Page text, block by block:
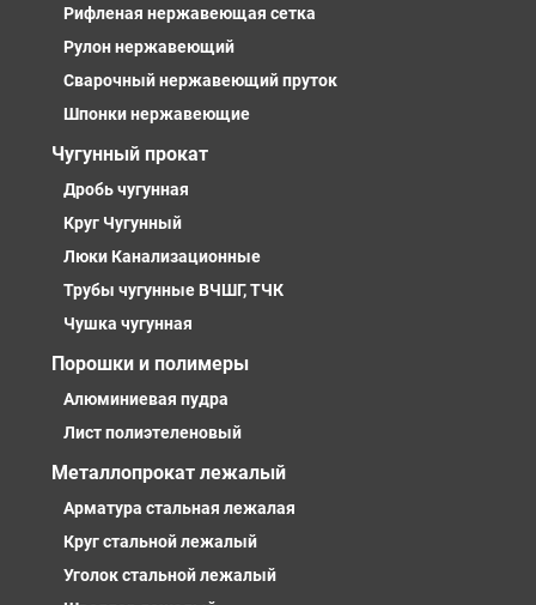
Рифленая нержавеющая сетка
Рулон нержавеющий
Сварочный нержавеющий пруток
Шпонки нержавеющие
Чугунный прокат
Дробь чугунная
Круг Чугунный
Люки Канализационные
Трубы чугунные ВЧШГ, ТЧК
Чушка чугунная
Порошки и полимеры
Алюминиевая пудра
Лист полиэтеленовый
Металлопрокат лежалый
Арматура стальная лежалая
Круг стальной лежалый
Уголок стальной лежалый